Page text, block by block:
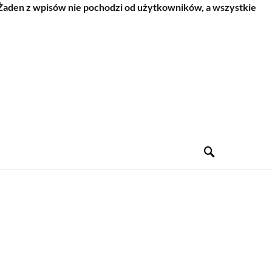
z wpisów nie pochodzi od użytkowników, a wszystkie